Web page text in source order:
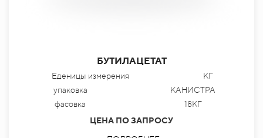
БУТИЛАЦЕТАТ
Еденицы измерения
КГ
упаковка
КАНИСТРА
фасовка
18КГ
ЦЕНА ПО ЗАПРОСУ